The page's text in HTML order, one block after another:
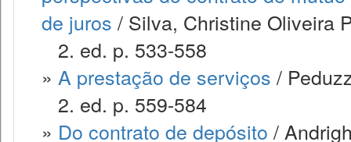
de juros / Silva, Christine Oliveira
2. ed. p. 533-558
» A prestação de serviços /
2. ed. p. 559-584
» Do contrato de depósito /